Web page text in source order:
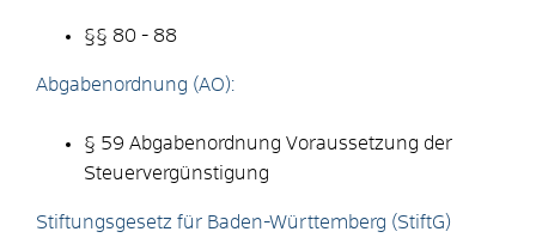
§§ 80 - 88
Abgabenordnung (AO):
§ 59 Abgabenordnung Voraussetzung der
Steuervergünstigung
Stiftungsgesetz für Baden-Württemberg (StiftG)